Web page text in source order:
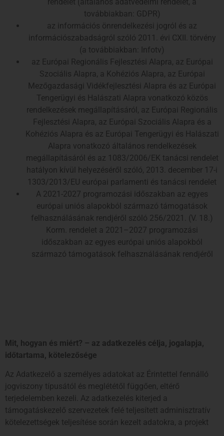
továbbiakban: GDPR)
az információs önrendelkezési jogról és az
információszabadságról szóló 2011. évi CXII. törvény
(a továbbiakban: Infotv)
az Európai Regionális Fejlesztési Alapra, az Európai
Szociális Alapra, a Kohéziós Alapra, az Európai
Mezőgazdasági Vidékfejlesztési Alapra és az Európai
Tengerügyi és Halászati Alapra vonatkozó közös
rendelkezések megállapításáról, az Európai Regionális
Fejlesztési Alapra, az Európai Szociális Alapra és a
Kohéziós Alapra és az Európai Tengerügyi és Halászati
Alapra vonatkozó általános rendelkezések
megállapításáról és az 1083/2006/EK tanácsi rendelet
hatályon kívül helyezéséről szóló, 2013. december 17-i
1303/2013/EU európai parlamenti és tanácsi rendelet
A 2021-2027 programozási időszakban az egyes
európai uniós alapokból származó támogatások
felhasználásának rendjéről szóló 256/2021. (V. 18.)
Korm. rendelet a 2021–2027 programozási
időszakban az egyes európai uniós alapokból
származó támogatások felhasználásának rendjéről
Mit, hogyan és miért? – az adatkezelés célja, jogalapja,
időtartama, kötelezősége
Az Adatkezelő a személyes adatokat az Érintettel fennálló
jogviszony típusától és meglététől függően, eltérő
terjedelemben kezeli. Az adatkezelés kiterjed a
támogatáskezelő szervezetek felé teljesített adminisztratív
kötelezettségek teljesítése során kezelt adatokra, a projekt